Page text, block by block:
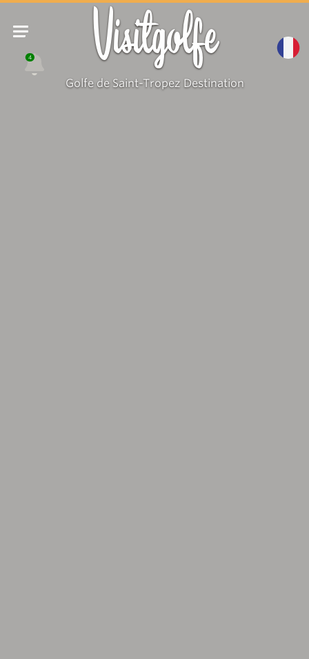
4 Visitgolfe
Golfe de Saint-Tropez Destination